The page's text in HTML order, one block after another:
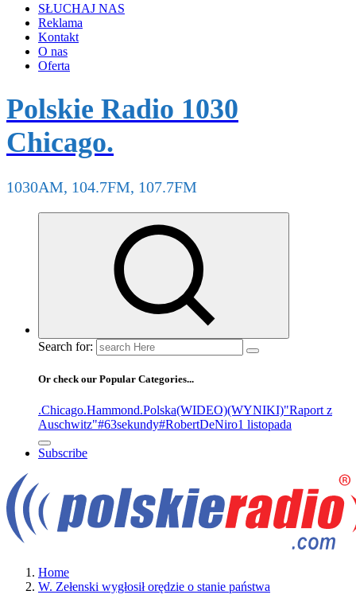
SŁUCHAJ NAS
Reklama
Kontakt
O nas
Oferta
Polskie Radio 1030
Chicago.
1030AM, 104.7FM, 107.7FM
Search for:
Or check our Popular Categories...
.Chicago.Hammond.Polska(WIDEO)(WYNIKI)"Raport z
Auschwitz"#63sekundy#RobertDeNiro1 listopada
Subscribe
Home
W. Zełenski wygłosił orędzie o stanie państwa